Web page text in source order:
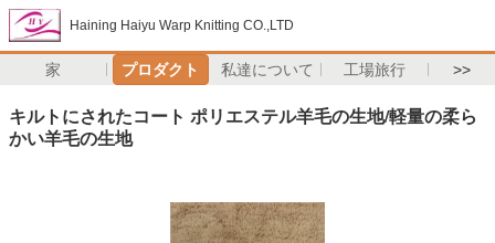
Haining Haiyu Warp Knitting CO.,LTD
家 プロダクト 私達について 工場旅行 >>
キルトにされたコート ポリエステル羊毛の生地/軽量の柔ら
かい羊毛の生地